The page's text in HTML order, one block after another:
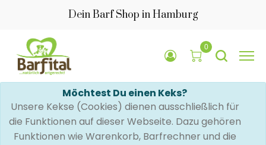
Dein Barf Shop in Hamburg
0
Möchtest Du einen Keks?
Unsere Kekse (Cookies) dienen ausschließlich für
die Funktionen auf dieser Webseite. Dazu gehören
Funktionen wie Warenkorb, Barfrechner und die